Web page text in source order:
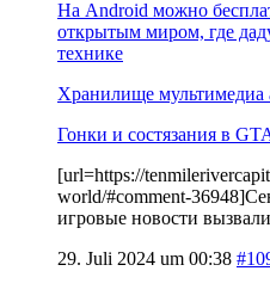
На Android можно
открытым миром, где
технике
Хранилище мультимедиа
Гонки и состязания в
[url=https://
world/#comment-
игровые новости
29. Juli 2024 um 00:38